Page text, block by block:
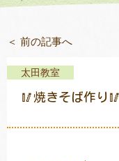
支援事例
教室一覧
＜ 前の記事へ
太田教室
🥢焼きそば作り🥢